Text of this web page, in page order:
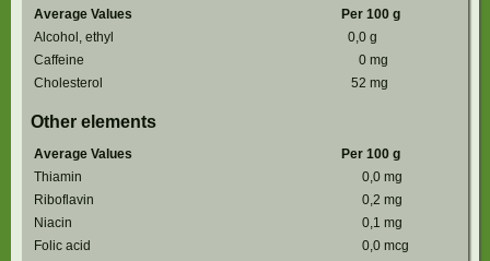
Average Values
Per 100 g
Alcohol, ethyl
0,0 g
Caffeine
0 mg
Cholesterol
52 mg
Other elements
Average Values
Per 100 g
Thiamin
0,0 mg
Riboflavin
0,2 mg
Niacin
0,1 mg
Folic acid
0,0 mcg